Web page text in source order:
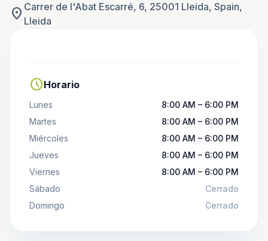
location_on Carrer de l'Abat Escarré, 6, 25001 Lleida, Spain,
Lleida
scheduleHorario
Lunes
8:00 AM – 6:00 PM
Martes
8:00 AM – 6:00 PM
Miércoles
8:00 AM – 6:00 PM
Jueves
8:00 AM – 6:00 PM
Viernes
8:00 AM – 6:00 PM
Sábado
Cerrado
Domingo
Cerrado